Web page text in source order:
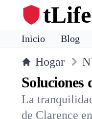
Inicio Blog
Hogar
Soluciones
La
de Clarence